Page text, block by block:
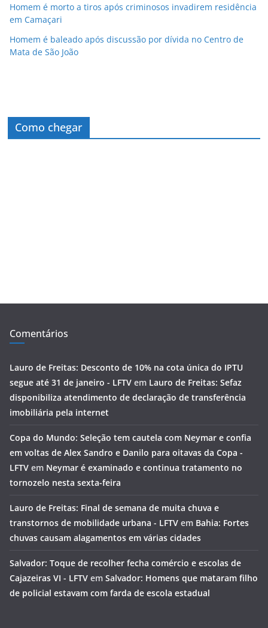
Homem é morto a tiros após criminosos invadirem residência
em Camaçari
Homem é baleado após discussão por dívida no Centro de
Mata de São João
Como chegar
Comentários
Lauro de Freitas: Desconto de 10% na cota única do IPTU
segue até 31 de janeiro - LFTV em Lauro de Freitas: Sefaz
disponibiliza atendimento de declaração de transferência
imobiliária pela internet
Copa do Mundo: Seleção tem cautela com Neymar e confia
em voltas de Alex Sandro e Danilo para oitavas da Copa -
LFTV em Neymar é examinado e continua tratamento no
tornozelo nesta sexta-feira
Lauro de Freitas: Final de semana de muita chuva e
transtornos de mobilidade urbana - LFTV em Bahia: Fortes
chuvas causam alagamentos em várias cidades
Salvador: Toque de recolher fecha comércio e escolas de
Cajazeiras VI - LFTV em Salvador: Homens que mataram filho
de policial estavam com farda de escola estadual